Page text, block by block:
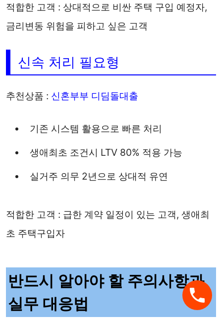
적합한 고객 : 상대적으로 비싼 주택 구입 예정자,
금리변동 위험을 피하고 싶은 고객
신속 처리 필요형
추천상품 : 신혼부부 디딤돌대출
기존 시스템 활용으로 빠른 처리
생애최초 조건시 LTV 80% 적용 가능
실거주 의무 2년으로 상대적 유연
적합한 고객 : 급한 계약 일정이 있는 고객, 생애최
초 주택구입자
반드시 알아야 할 주의사항과
실무 대응법